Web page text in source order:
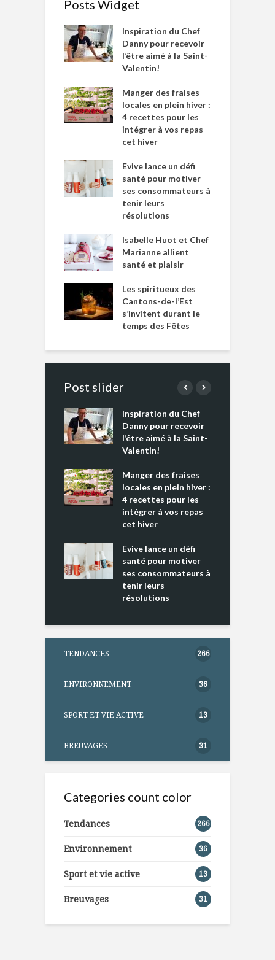
Posts Widget
Inspiration du Chef
Danny pour recevoir
l’être aimé à la Saint-
Valentin!
Manger des fraises
locales en plein hiver :
4 recettes pour les
intégrer à vos repas
cet hiver
Evive lance un défi
santé pour motiver
ses consommateurs à
tenir leurs
résolutions
Isabelle Huot et Chef
Marianne allient
santé et plaisir
Les spiritueux des
Cantons-de-l’Est
s’invitent durant le
temps des Fêtes
Post slider
Inspiration du Chef
Danny pour recevoir
l’être aimé à la Saint-
Valentin!
Manger des fraises
locales en plein hiver :
4 recettes pour les
intégrer à vos repas
cet hiver
Evive lance un défi
santé pour motiver
ses consommateurs à
tenir leurs
résolutions
TENDANCES 266
ENVIRONNEMENT 36
SPORT ET VIE ACTIVE 13
BREUVAGES 31
Categories count color
Tendances 266
Environnement 36
Sport et vie active 13
Breuvages 31